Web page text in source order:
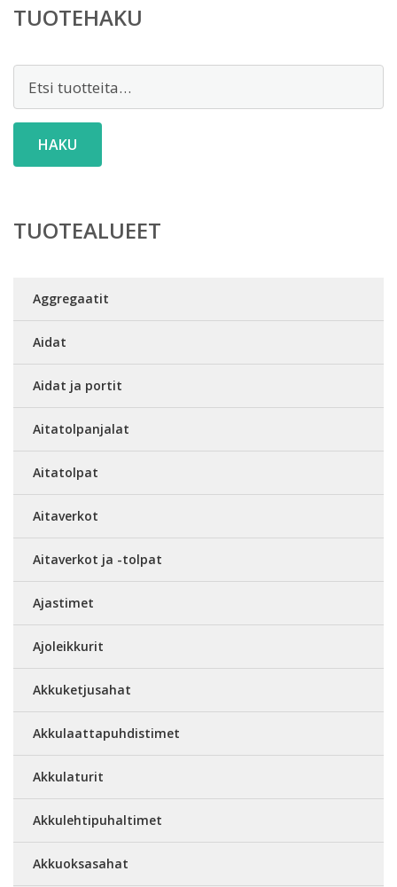
TUOTEHAKU
HAKU
TUOTEALUEET
Aggregaatit
Aidat
Aidat ja portit
Aitatolpanjalat
Aitatolpat
Aitaverkot
Aitaverkot ja -tolpat
Ajastimet
Ajoleikkurit
Akkuketjusahat
Akkulaattapuhdistimet
Akkulaturit
Akkulehtipuhaltimet
Akkuoksasahat